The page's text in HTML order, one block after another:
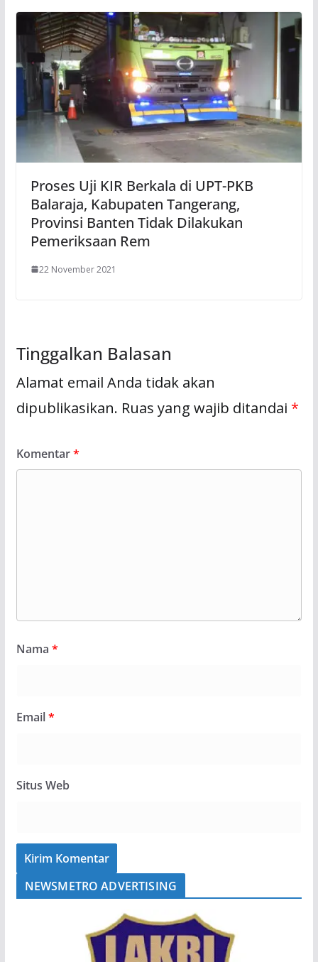
Proses Uji KIR Berkala di UPT-PKB
Balaraja, Kabupaten Tangerang,
Provinsi Banten Tidak Dilakukan
Pemeriksaan Rem
22 November 2021
Tinggalkan Balasan
Alamat email Anda tidak akan
dipublikasikan. Ruas yang wajib ditandai *
Komentar*
Nama *
Email*
Situs Web
NEWSMETRO ADVERTISING